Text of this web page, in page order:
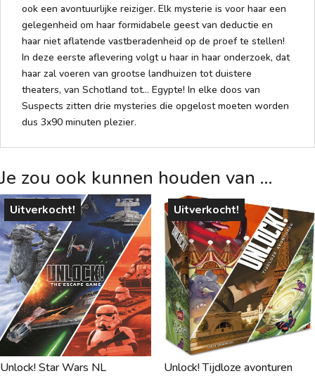
ook een avontuurlijke reiziger. Elk mysterie is voor haar een
gelegenheid om haar formidabele geest van deductie en
haar niet aflatende vastberadenheid op de proef te stellen!
In deze eerste aflevering volgt u haar in haar onderzoek, dat
haar zal voeren van grootse landhuizen tot duistere
theaters, van Schotland tot... Egypte! In elke doos van
Suspects zitten drie mysteries die opgelost moeten worden
dus 3x90 minuten plezier.
Je zou ook kunnen houden van …
Uitverkocht!
Unlock! Star Wars NL
Uitverkocht!
Unlock! Tijdloze avonturen